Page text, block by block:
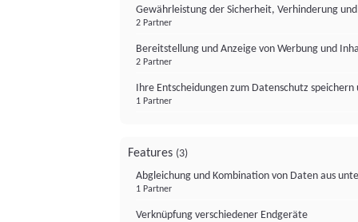
Gewährleistung der Sicherheit, Verhinderung
2 Partner
Bereitstellung und Anzeige von Werbung und
2 Partner
Ihre Entscheidungen zum Datenschutz
1 Partner
Features (3)
Abgleichung und Kombination von Daten aus
1 Partner
Verknüpfung verschiedener Endgeräte